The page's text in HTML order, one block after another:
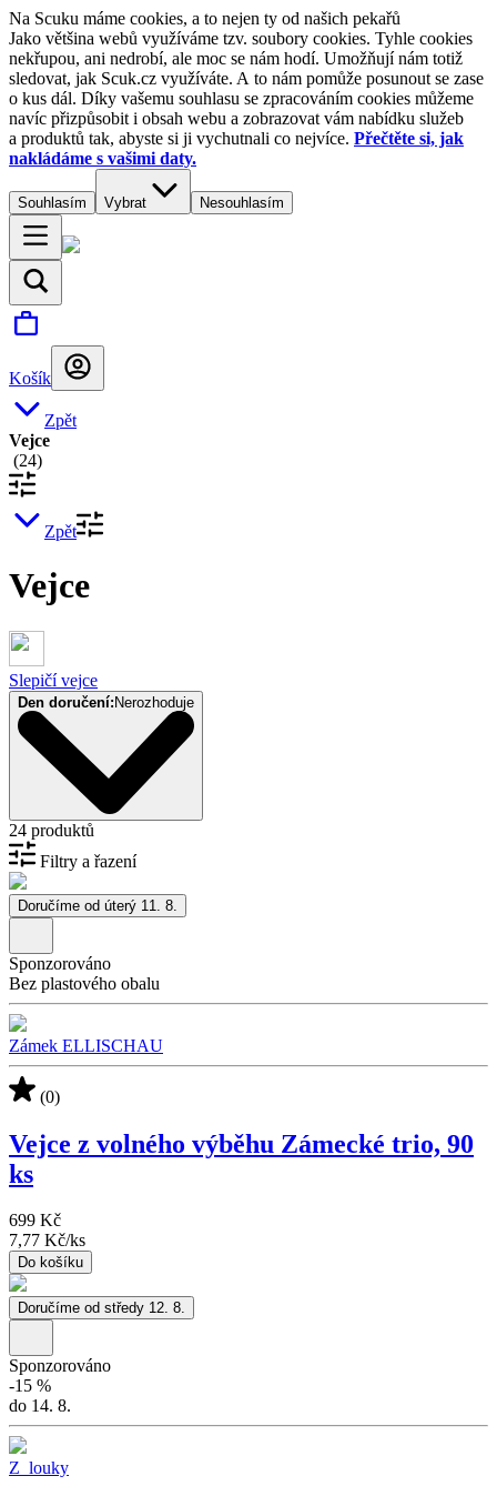
Na Scuku máme cookies, a to nejen ty od našich pekařů
Jako většina webů využíváme tzv. soubory cookies. Tyhle cookies
nekřupou, ani nedrobí, ale moc se nám hodí. Umožňují nám totiž
sledovat, jak Scuk.cz využíváte. A to nám pomůže posunout se zase
o kus dál. Díky vašemu souhlasu se zpracováním cookies můžeme
navíc přizpůsobit i obsah webu a zobrazovat vám nabídku služeb
a produktů tak, abyste si ji vychutnali co nejvíce. Přečtěte si, jak
nakládáme s vašimi daty.
Souhlasím Vybrat Nesouhlasím
Košík
Zpět
Vejce
(24)
Zpět
Vejce
Slepičí vejce
Den doručení: Nerozhoduje
24 produktů
Filtry a řazení
Doručíme od úterý 11. 8.
Sponzorováno
Bez plastového obalu
Zámek ELLISCHAU
(0)
Vejce z volného výběhu Zámecké trio, 90
ks
699 Kč
7,77 Kč/ks
Do košíku
Doručíme od středy 12. 8.
Sponzorováno
-15 %
do 14. 8.
Z_louky